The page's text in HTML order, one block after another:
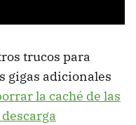
trucos para
gigas adicionales
la caché de las